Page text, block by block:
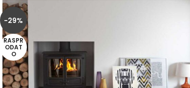
-29%
RASPR
ODAT
O